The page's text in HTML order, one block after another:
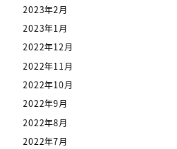
2023年2月
2023年1月
2022年12月
2022年11月
2022年10月
2022年9月
2022年8月
2022年7月